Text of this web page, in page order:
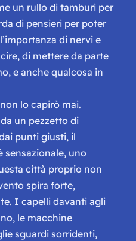
un rullo di tamburi per
di pensieri per poter
di nervi e
di mettere da parte
e anche qualcosa in
lo capirò mai.
un pezzetto di
punti giusti, il
sensazionale, uno
città proprio non
spira forte,
I capelli davanti agli
le macchine
sguardi sorridenti,